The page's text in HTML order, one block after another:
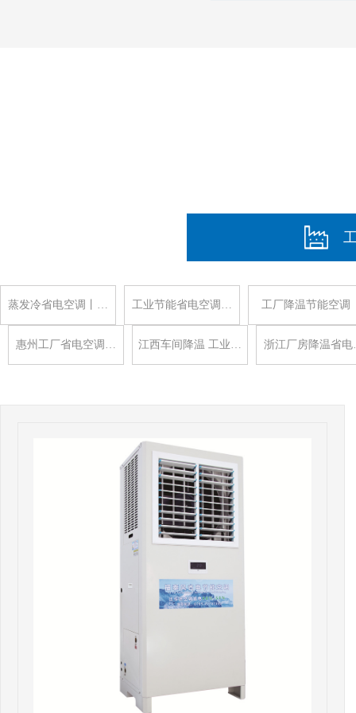
蒸发冷省电空调丨… 工业节能省电空调… 工厂降温节能空调
惠州工厂省电空调… 江西车间降温 工业… 浙江厂房降温省